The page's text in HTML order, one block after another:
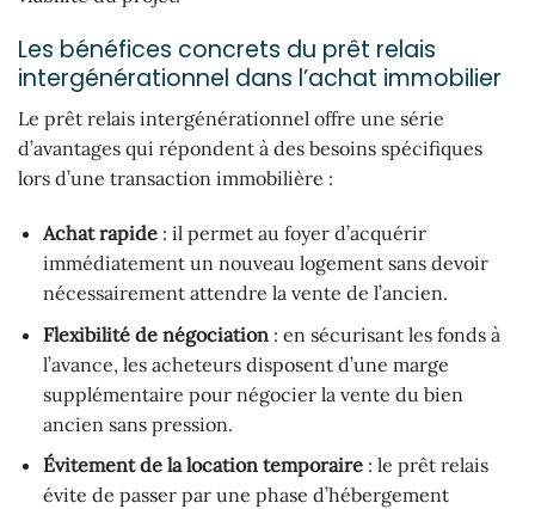
Les bénéfices concrets du prêt relais
intergénérationnel dans l’achat immobilier
Le prêt relais intergénérationnel offre une série
d’avantages qui répondent à des besoins spécifiques
lors d’une transaction immobilière :
Achat rapide: il permet au foyer d’acquérir
immédiatement un nouveau logement sans devoir
nécessairement attendre la vente de l’ancien.
Flexibilité de négociation: en sécurisant les fonds à
l’avance, les acheteurs disposent d’une marge
supplémentaire pour négocier la vente du bien
ancien sans pression.
Évitement de la location temporaire: le prêt relais
évite de passer par une phase d’hébergement